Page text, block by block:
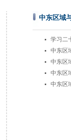
中东区域
学习二
中东区
中东区
中东区
中东区